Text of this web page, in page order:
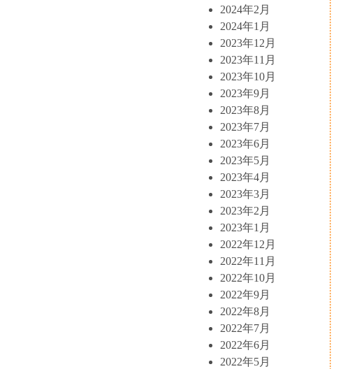
2024年2月
2024年1月
2023年12月
2023年11月
2023年10月
2023年9月
2023年8月
2023年7月
2023年6月
2023年5月
2023年4月
2023年3月
2023年2月
2023年1月
2022年12月
2022年11月
2022年10月
2022年9月
2022年8月
2022年7月
2022年6月
2022年5月